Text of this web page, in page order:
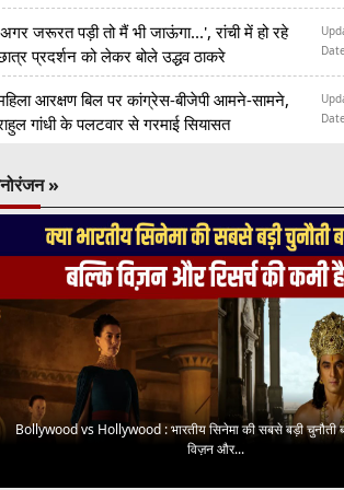
जरूरत पड़ी तो मैं भी जाऊंगा...', रांची में हो रहे
प्रदर्शन को लेकर बोले उद्धव ठाकरे
Date
आरक्षण बिल पर कांग्रेस-बीजेपी आमने-सामने,
गांधी के पलटवार से गरमाई सियासत
Date
»
Bollywood vs Hollywood : भारतीय सिनेमा की सबसे बड़ी चुनौती
विज़न और...